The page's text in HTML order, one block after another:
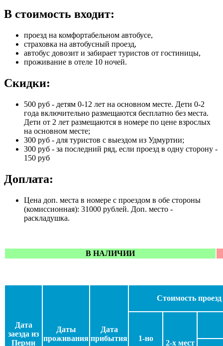
В стоимость входит:
проезд на комфортабельном автобусе,
страховка на автобусный проезд,
автобус довозит и забирает туристов от гостиницы,
проживание в отеле 10 ночей.
Скидки:
500 руб - детям 0-12 лет на основном месте. Дети 0-2
года включительно размещаются бесплатно без места.
Дети от 2 лет размещаются в номере по цене взрослых
на основном месте;
300 руб - для туристов с выездом из Удмуртии;
300 руб - за последний ряд, если проезд в одну сторону -
150 руб
Доплата:
Цена доп. места в номере с проездом в обе стороны
(комиссионная): 31000 рублей. Доп. место -
раскладушка.
В НАЛИЧИИ
Дата
заезда из
Перми
Даты
проживания
Дата
прибытия
Стоимость
1-но
2-х мест